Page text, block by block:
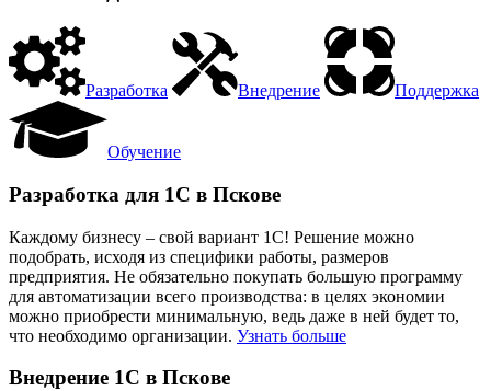
Разработка Внедрение Поддержка
Обучение
Разработка для 1С в Пскове
Каждому бизнесу – свой вариант 1С! Решение можно
подобрать, исходя из специфики работы, размеров
предприятия. Не обязательно покупать большую программу
для автоматизации всего производства: в целях экономии
можно приобрести минимальную, ведь даже в ней будет то,
что необходимо организации. Узнать больше
Внедрение 1С в Пскове